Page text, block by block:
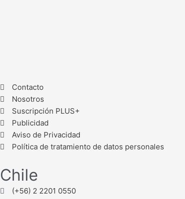
Contacto
Nosotros
Suscripción PLUS+
Publicidad
Aviso de Privacidad
Política de tratamiento de datos personales
Chile
(+56) 2 2201 0550